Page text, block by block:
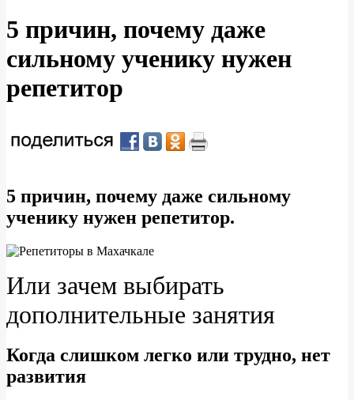
5 причин, почему даже
сильному ученику нужен
репетитор
5 причин, почему даже сильному
ученику нужен репетитор.
Или зачем выбирать
дополнительные занятия
Когда слишком легко или трудно, нет
развития